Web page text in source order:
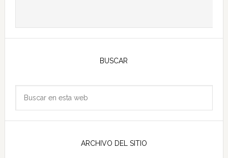
principal
BUSCAR
ARCHIVO DEL SITIO